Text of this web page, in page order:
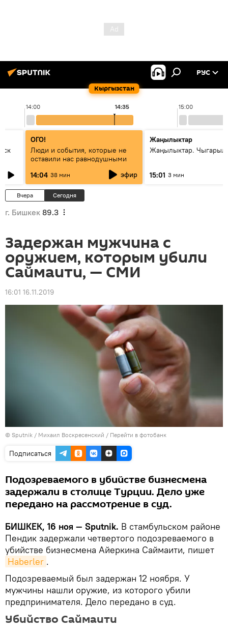
Кыргызстан
РУС
14:00 15:00
14:35
ОГО!
Люди и события, которые не
оставили нас равнодушными
14:04 38 мин эфир
Жаңылыктар
Жаңылыктар.
15:01 3 мин
Вчера Сегодня
г. Бишкек 89.3
Задержан мужчина с
оружием, которым убили
Саймаити, — СМИ
16:01 16.11.2019
© Sputnik / Михаил Воскресенский / Перейти в фотобанк
Подписаться
Подозреваемого в убийстве бизнесмена
задержали в столице Турции. Дело уже
передано на рассмотрение в суд.
БИШКЕК, 16 ноя — Sputnik. В стамбульском районе
Пендик задержали четвертого подозреваемого в
убийстве бизнесмена Айеркина Саймаити, пишет
Haberler .
Подозреваемый был задержан 12 ноября. У
мужчины нашли оружие, из которого убили
предпринимателя. Дело передано в суд.
Убийство Саймаити